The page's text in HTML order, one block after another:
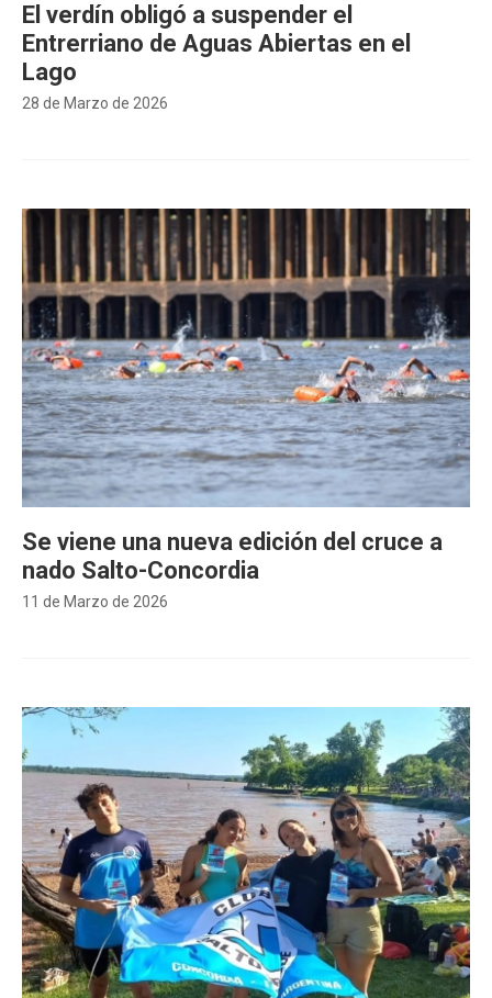
28 de Marzo de 2026
El verdín obligó a suspender el
Entrerriano de Aguas Abiertas en el
Lago
11 de Marzo de 2026
Se viene una nueva edición del cruce a
nado Salto-Concordia